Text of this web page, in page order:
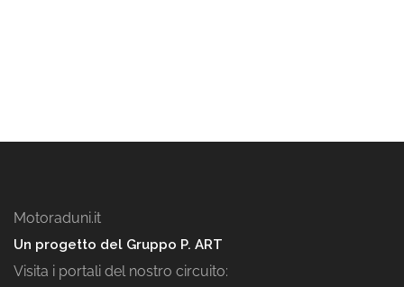
Motoraduni.it
Un progetto del Gruppo P. ART
Visita i portali del nostro circuito: